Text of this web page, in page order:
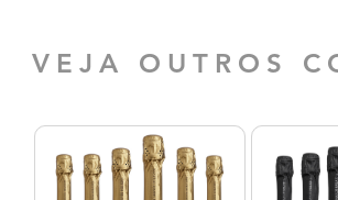
VEJA OUTROS